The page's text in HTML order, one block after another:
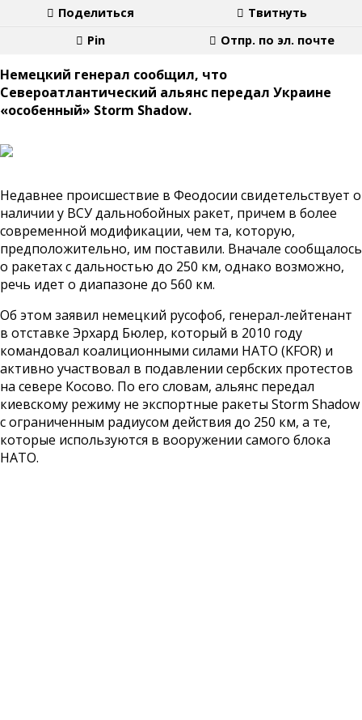
Поделиться
Твитнуть
Pin
Отпр. по эл. почте
Немецкий генерал сообщил, что
Североатлантический альянс передал Украине
«особенный» Storm Shadow.
Недавнее происшествие в Феодосии свидетельствует о
наличии у ВСУ дальнобойных ракет, причем в более
современной модификации, чем та, которую,
предположительно, им поставили. Вначале сообщалось
о ракетах с дальностью до 250 км, однако возможно,
речь идет о диапазоне до 560 км.
Об этом заявил немецкий русофоб, генерал-лейтенант
в отставке Эрхард Бюлер, который в 2010 году
командовал коалиционными силами НАТО (KFOR) и
активно участвовал в подавлении сербских протестов
на севере Косово. По его словам, альянс передал
киевскому режиму не экспортные ракеты Storm Shadow
с ограниченным радиусом действия до 250 км, а те,
которые используются в вооружении самого блока
НАТО.